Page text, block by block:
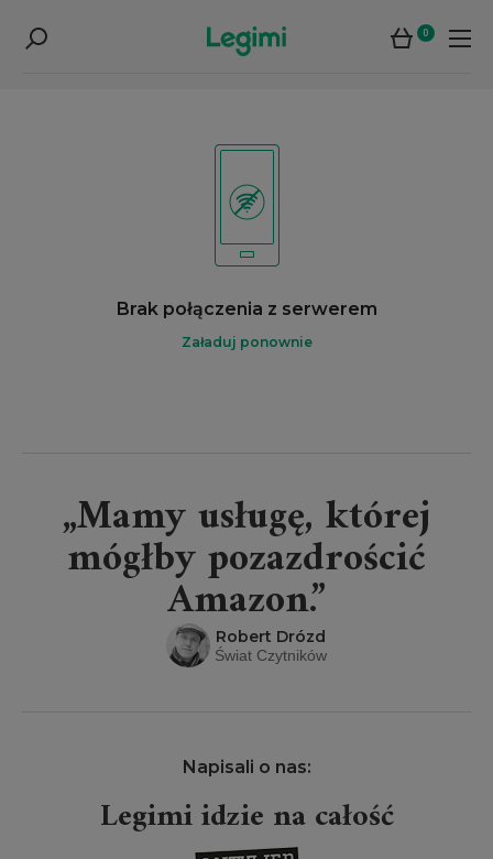
0
Brak połączenia z serwerem
Załaduj ponownie
„Mamy usługę, której
mógłby pozazdrościć
Amazon.”
Robert Drózd
Świat Czytników
Napisali o nas:
Legimi idzie na całość